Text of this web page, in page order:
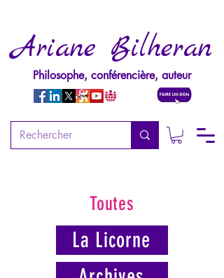
Ariane Bilheran
Philosophe, conférencière, auteur
Toutes
La Licorne